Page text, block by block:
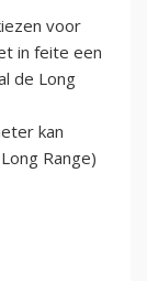
voor
in feite een
de Long
kan
Range)